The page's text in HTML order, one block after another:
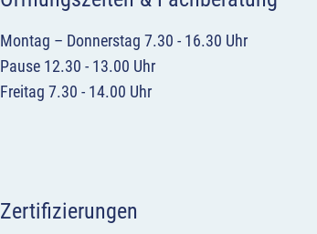
Montag – Donnerstag 7.30 - 16.30 Uhr
Pause 12.30 - 13.00 Uhr
Freitag 7.30 - 14.00 Uhr
Zertifizierungen